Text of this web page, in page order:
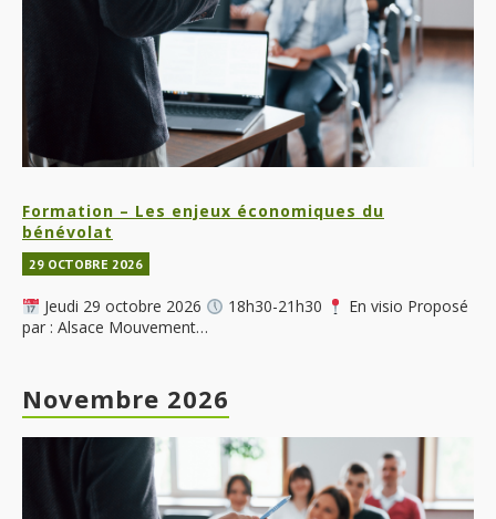
Formation – Les enjeux économiques du
bénévolat
29 OCTOBRE 2026
Jeudi 29 octobre 2026 18h30-21h30
En visio Proposé
par : Alsace Mouvement…
Novembre 2026